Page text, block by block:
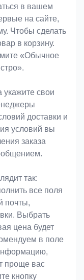
в вашем
на сайте,
Чтобы сделать
в корзину.
«Обычное
укажите свои
доставки и
условий вы
заказа
так:
все поля
почты,
Выбрать
цена будет
в поле
проще вас
кнопку